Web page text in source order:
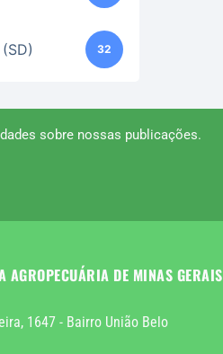
32
sobre nossas publicações.
AGROPECUÁRIA DE MINAS GERAIS
1647 - Bairro União Belo